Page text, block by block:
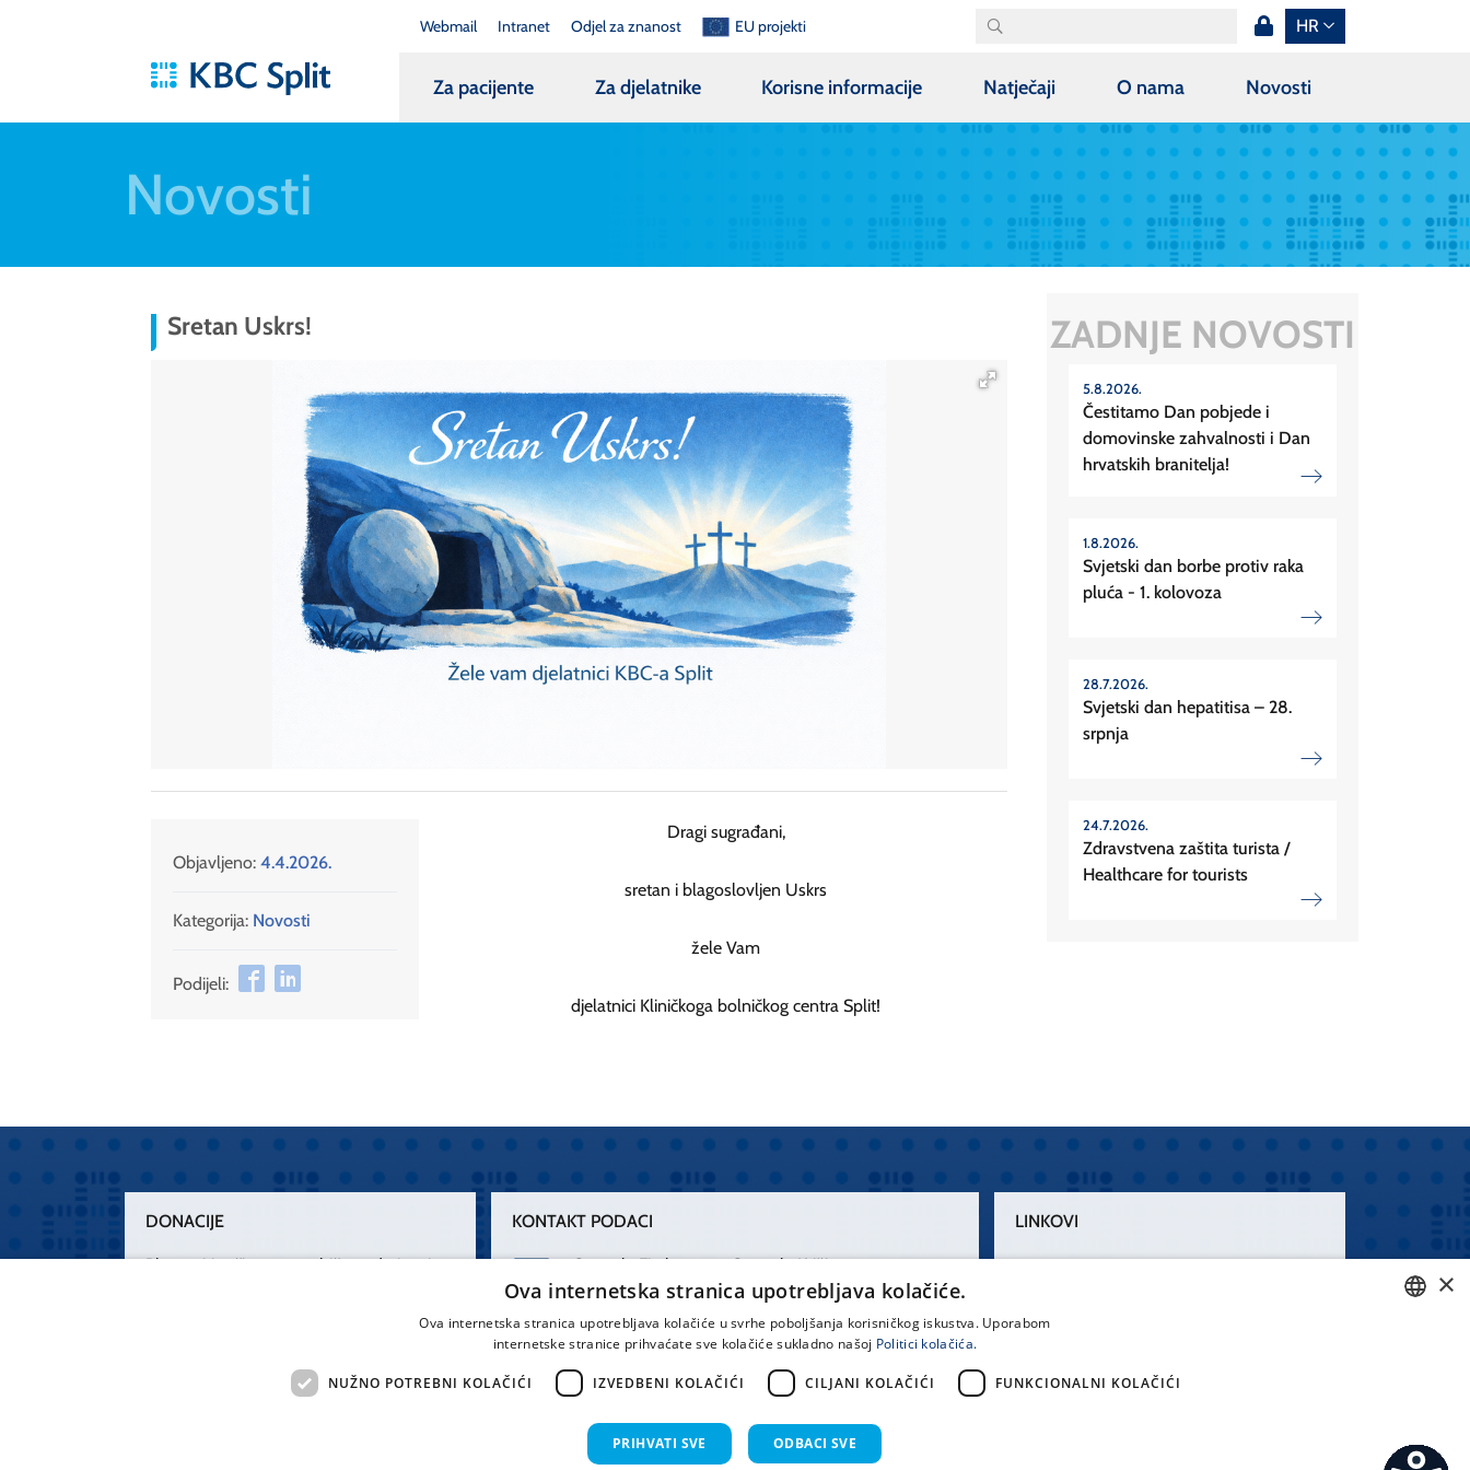
Webmail Intranet Odjel za znanost EU projekti HR
Za pacijente Za djelatnike Korisne informacije Natječaji O nama Novosti
Novosti
Sretan Uskrs!
Objavljeno: 4.4.2026.
Kategorija: Novosti
Podijeli:
Dragi sugrađani,
sretan i blagoslovljen Uskrs
žele Vam
djelatnici Kliničkoga bolničkog centra Split!
ZADNJE NOVOSTI
5.8.2026.
Čestitamo Dan pobjede i
domovinske zahvalnosti i Dan
hrvatskih branitelja!
1.8.2026.
Svjetski dan borbe protiv raka
pluća - 1. kolovoza
28.7.2026.
Svjetski dan hepatitisa – 28.
srpnja
24.7.2026.
Zdravstvena zaštita turista /
Healthcare for tourists
DONACIJE
Plemenitim činom nesebičnog darivanja
„Zarazimo“ se dobrotom, donirajmo od
KONTAKT PODACI
Centrala Firule
021 556 111
Centrala Križine
021 557 111
Spinčićeva 1,
21000 Split
Hrvatska
office@kbsplit.hr
LINKOVI
×
Ova internetska stranica upotrebljava kolačiće.
Ova internetska stranica upotrebljava kolačiće u svrhe poboljšanja korisničkog iskustva. Uporabom
internetske stranice prihvaćate sve kolačiće sukladno našoj Politici kolačića.
NUŽNO POTREBNI KOLAČIĆI IZVEDBENI KOLAČIĆI CILJANI KOLAČIĆI FUNKCIONALNI KOLAČIĆI
PRIHVATI SVE ODBACI SVE